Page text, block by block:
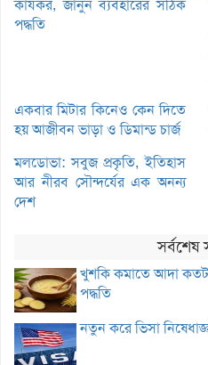
কার্যকর, জানুন ব্যবহারের সঠিক
পদ্ধতি
একবার মিটার কিনেও কেন দিতে
হয় আজীবন ভাড়া ও ডিমান্ড চার্জ
মলডোভা: সবুজ প্রকৃতি, ইতিহাস
আর নীরব সৌন্দর্যের এক অনন্য
দেশ
সর্বশেষ
খুশকি কমাতে আদা
পদ্ধতি
নতুন করে ভিসা